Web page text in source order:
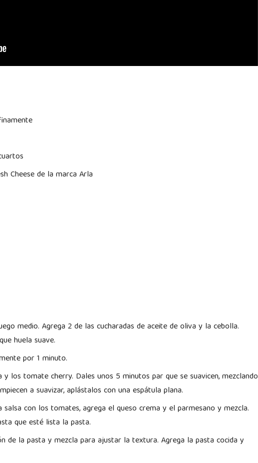
Cheese de la marca Arla
medio. Agrega 2 de las cucharadas de aceite de oliva y la cebolla.
huela suave.
por 1 minuto.
los tomate cherry. Dales unos 5 minutos par que se suavicen, mezclando
a suavizar, aplástalos con una espátula plana.
con los tomates, agrega el queso crema y el parmesano y mezcla.
que esté lista la pasta.
de la pasta y mezcla para ajustar la textura. Agrega la pasta cocida y